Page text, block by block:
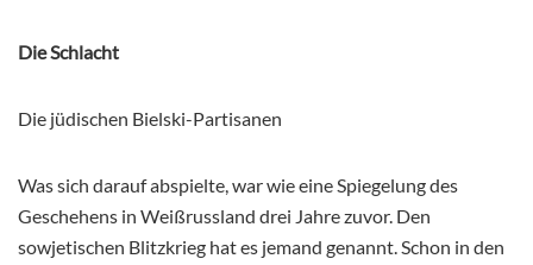
Die Schlacht
Die jüdischen Bielski-Partisanen
Was sich darauf abspielte, war wie eine Spiegelung des
Geschehens in Weißrussland drei Jahre zuvor. Den
sowjetischen Blitzkrieg hat es jemand genannt. Schon in den